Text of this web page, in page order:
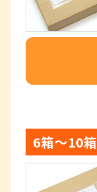
6箱～10箱